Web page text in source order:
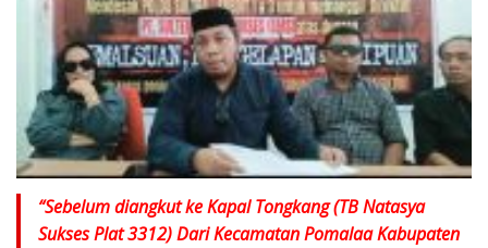
“Sebelum diangkut ke Kapal Tongkang (TB Natasya
Sukses Plat 3312) Dari Kecamatan Pomalaa Kabupaten